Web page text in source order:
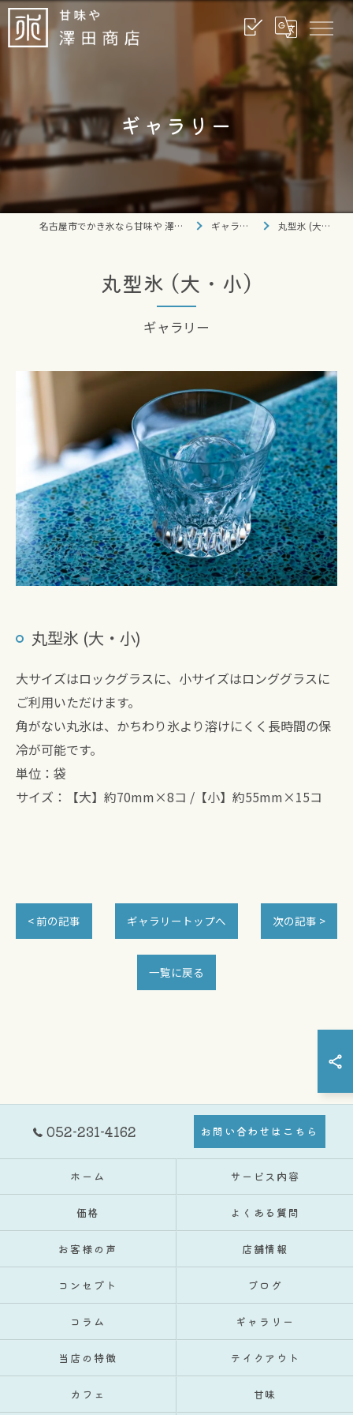
ギャラリー
名古屋市でかき氷なら甘味や 澤田商店 ギャラリー 丸型氷 (大・小)
ギャラリー
丸型氷 (大・小)
丸型氷 (大・小)
大サイズはロックグラスに、小サイズはロンググラスに
ご利用いただけます。
角がない丸氷は、かちわり氷より溶けにくく長時間の保
冷が可能です。
単位：袋
サイズ：【大】約70mm×8コ /【小】約55mm×15コ
< 前の記事 ギャラリートップへ 次の記事 >
一覧に戻る
052-231-4162 お問い合わせはこちら
ホーム サービス内容
価格 よくある質問
お客様の声 店舗情報
コンセプト ブログ
コラム ギャラリー
当店の特徴 テイクアウト
カフェ 甘味